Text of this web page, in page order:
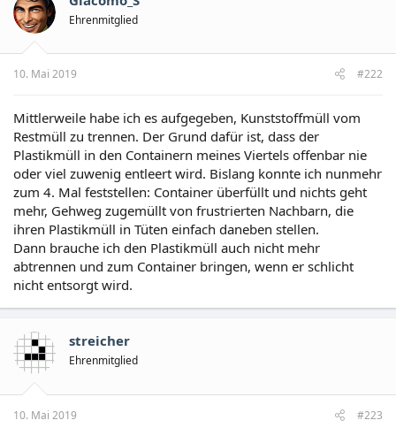
Ehrenmitglied
10. Mai 2019 #222
Mittlerweile habe ich es aufgegeben, Kunststoffmüll vom
Restmüll zu trennen. Der Grund dafür ist, dass der
Plastikmüll in den Containern meines Viertels offenbar nie
oder viel zuwenig entleert wird. Bislang konnte ich nunmehr
zum 4. Mal feststellen: Container überfüllt und nichts geht
mehr, Gehweg zugemüllt von frustrierten Nachbarn, die
ihren Plastikmüll in Tüten einfach daneben stellen.
Dann brauche ich den Plastikmüll auch nicht mehr
abtrennen und zum Container bringen, wenn er schlicht
nicht entsorgt wird.
streicher
Ehrenmitglied
10. Mai 2019 #223